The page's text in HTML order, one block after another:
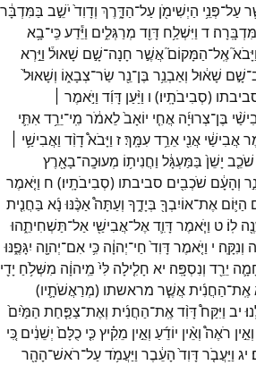
עַל־פְּנֵ֥י הַיְשִׁימֹ֖ן עַל־הַדָּ֑רֶךְ וְדָוִד֙ יֹשֵׁ֣ב בַּמִּדְבָּ֔ר
ד וַיִּשְׁלַ֥ח דָּוִ֖ד מְרַגְּלִ֑ים וַיֵּ֕דַעכִּֽי־בָ֥א
וַיָּבֹא֮אֶֽל־הַמָּקוֹם֮אֲשֶׁ֣ר חָנָה־שָׁ֣ם שָׁאוּל֒ וַיַּ֣רְא
שָׁ֣ם שָׁא֔וּל וְאַבְנֵ֥ר בֶּן־נֵ֖ר שַׂר־צְבָא֑וֹ וְשָׁאוּל֙
(סְבִיבֹתָֽיו׃) ו וַיַּ֨עַן דָּוִ֜ד וַיֹּ֣אמֶר ׀
בֶּן־צְרוּיָ֜ה אֲחִ֤י יוֹאָב֙לֵאמֹ֔ר מִֽי־יֵרֵ֥דאִתִּ֛י
אֲבִישַׁ֔י אֲנִ֖י אֵרֵ֥דעִמָּֽךְ׃ז וַיָּבֹא֩דָוִ֨ד וַאֲבִישַׁ֥י ׀
שֹׁכֵ֤ב יָשֵׁן֙ בַּמַּעְגָּ֔ל וַחֲנִית֥וֹ מְעוּכָֽה־בָאָ֖רֶץ
וְהָעָ֔ם שֹׁכְבִ֖ים סביבתו (סְבִיבֹתָֽיו׃) ח וַיֹּ֤אמֶר
הַיּ֛וֹם אֶת־אוֹיִבְךָ֖ בְּיָדֶ֑ךָ וְעַתָּה֩אַכֶּ֨נּוּ נָ֜א בַּחֲנִ֤ית
לֽוֹ׃ ט וַיֹּ֧אמֶרדָּוִ֛דאֶל־אֲבִישַׁ֖י אַל־תַּשְׁחִיתֵ֑הוּ
וְנִקָּֽה׃ י וַיֹּ֤אמֶרדָּוִד֙ חַי־יְהוָ֔ה כִּ֥י אִם־יְהוָ֖ה יִגָּפֶ֑נּוּ
יֵרֵ֖ד וְנִסְפָּֽה׃ יא חָלִ֤ילָה לִּי֙ מֵֽיהוָ֔ה מִשְּׁלֹ֥חַ יָדִ֖י
אֶֽת־הַחֲנִ֜יתאֲשֶׁ֧ר מראשתו (מְרַאֲשֹׁתָ֛יו)
יב וַיִּקַּח֩דָּוִ֨דאֶֽת־הַחֲנִ֜ית וְאֶת־צַפַּ֤חַת הַמַּ֙יִם֙
וְאֵ֣ין רֹאֶה֩ וְאֵ֨ין יוֹדֵ֜עַ וְאֵ֣ין מֵקִ֗יץכִּ֤י כֻלָּם֙ יְשֵׁנִ֔ים כִּ֚י
יג וַיַּעֲבֹ֤רדָּוִד֙ הָעֵ֔בֶר וַיַּעֲמֹ֥דעַל־רֹאשׁ־הָהָ֖ר